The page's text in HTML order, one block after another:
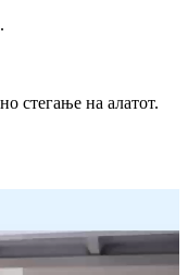
стегање на алатот.